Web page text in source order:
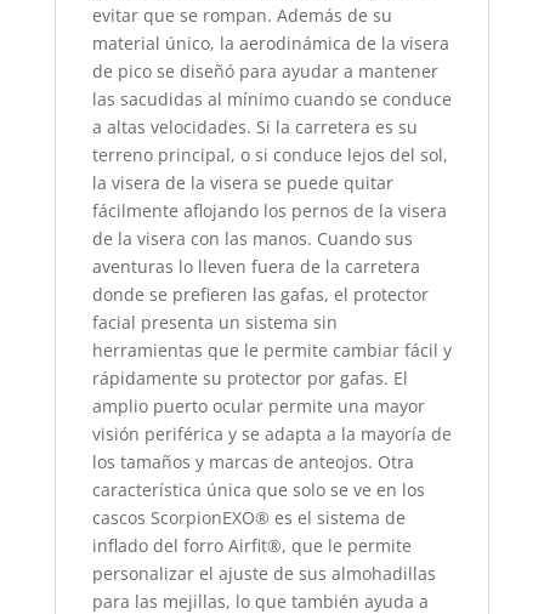
evitar que se rompan. Además de su
material único, la aerodinámica de la visera
de pico se diseñó para ayudar a mantener
las sacudidas al mínimo cuando se conduce
a altas velocidades. Si la carretera es su
terreno principal, o si conduce lejos del sol,
la visera de la visera se puede quitar
fácilmente aflojando los pernos de la visera
de la visera con las manos. Cuando sus
aventuras lo lleven fuera de la carretera
donde se prefieren las gafas, el protector
facial presenta un sistema sin
herramientas que le permite cambiar fácil y
rápidamente su protector por gafas. El
amplio puerto ocular permite una mayor
visión periférica y se adapta a la mayoría de
los tamaños y marcas de anteojos. Otra
característica única que solo se ve en los
cascos ScorpionEXO® es el sistema de
inflado del forro Airfit®, que le permite
personalizar el ajuste de sus almohadillas
para las mejillas, lo que también ayuda a